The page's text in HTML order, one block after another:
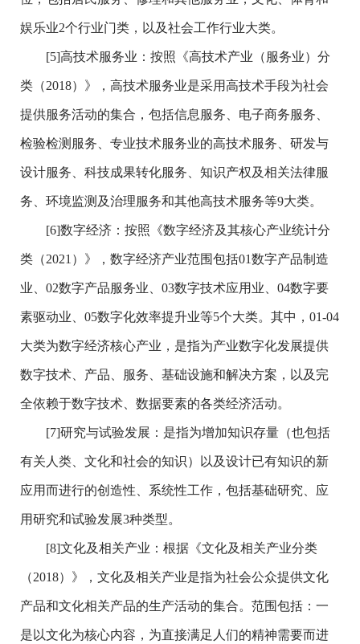
娱乐业2个行业门类，以及社会工作行业大类。
[5]高技术服务业：按照《高技术产业（服务业）分
类（2018）》，高技术服务业是采用高技术手段为社会
提供服务活动的集合，包括信息服务、电子商务服务、
检验检测服务、专业技术服务业的高技术服务、研发与
设计服务、科技成果转化服务、知识产权及相关法律服
务、环境监测及治理服务和其他高技术服务等9大类。
[6]数字经济：按照《数字经济及其核心产业统计分
类（2021）》，数字经济产业范围包括01数字产品制造
业、02数字产品服务业、03数字技术应用业、04数字要
素驱动业、05数字化效率提升业等5个大类。其中，01-04
大类为数字经济核心产业，是指为产业数字化发展提供
数字技术、产品、服务、基础设施和解决方案，以及完
全依赖于数字技术、数据要素的各类经济活动。
[7]研究与试验发展：是指为增加知识存量（也包括
有关人类、文化和社会的知识）以及设计已有知识的新
应用而进行的创造性、系统性工作，包括基础研究、应
用研究和试验发展3种类型。
[8]文化及相关产业：根据《文化及相关产业分类
（2018）》，文化及相关产业是指为社会公众提供文化
产品和文化相关产品的生产活动的集合。范围包括：一
是以文化为核心内容，为直接满足人们的精神需要而进